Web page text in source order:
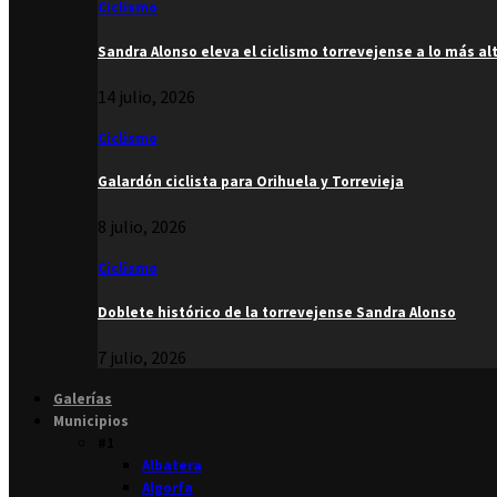
Ciclismo
Sandra Alonso eleva el ciclismo torrevejense a lo más
14 julio, 2026
Ciclismo
Galardón ciclista para Orihuela y Torrevieja
8 julio, 2026
Ciclismo
Doblete histórico de la torrevejense Sandra Alonso
7 julio, 2026
Galerías
Municipios
Albatera
Algorfa